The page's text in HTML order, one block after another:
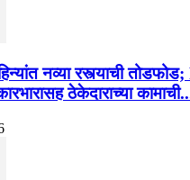
नव्या रस्त्याची
ठेकेदाराच्या